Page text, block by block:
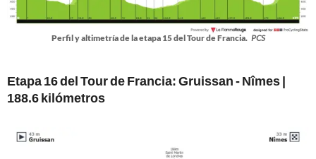
Perfil y altimetría de la etapa 15 del Tour de Francia. PCS
Etapa 16 del Tour de Francia: Gruissan - Nîmes |
188.6 kilómetros